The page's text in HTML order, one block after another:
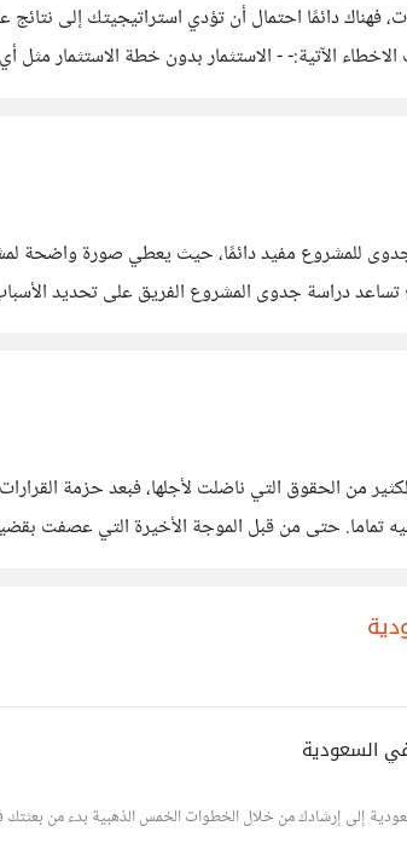
دائمًا احتمال أن تؤدي استراتيجيتك إلى
الآتية:- - الاستثمار بدون خطة الاستثمار مثل
للمشروع مفيد دائمًا، حيث يعطي صورة واضحة
تساعد دراسة جدوى المشروع الفريق على تحديد
من الحقوق التي ناضلت لأجلها، فبعد حزمة
حتى من قبل الموجة الأخيرة التي عصفت بقضية
إلى إرشادك من خلال الخطوات الخمس الذهبية بدء من